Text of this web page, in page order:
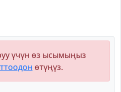
үчүн өз ысымыңыз
өтүңүз.